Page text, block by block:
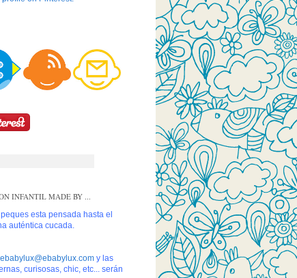
INFANTIL MADE BY ...
esta pensada hasta el
auténtica cucada.
ebabylux@ebabylux.com y las
curisosas, chic, etc... serán